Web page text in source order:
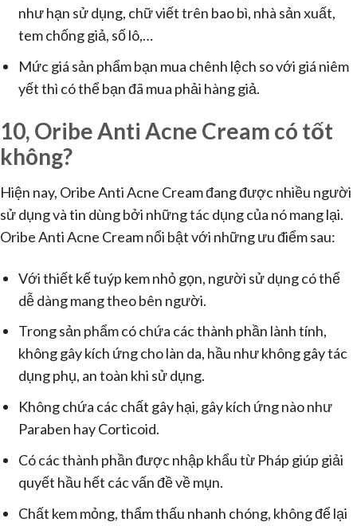
như hạn sử dụng, chữ viết trên bao bì, nhà sản xuất,
tem chống giả, số lô,…
Mức giá sản phẩm bạn mua chênh lệch so với giá niêm
yết thì có thể bạn đã mua phải hàng giả.
10, Oribe Anti Acne Cream có tốt
không?
Hiện nay, Oribe Anti Acne Cream đang được nhiều người
sử dụng và tin dùng bởi những tác dụng của nó mang lại.
Oribe Anti Acne Cream nổi bật với những ưu điểm sau:
Với thiết kế tuýp kem nhỏ gọn, người sử dụng có thể
dễ dàng mang theo bên người.
Trong sản phẩm có chứa các thành phần lành tính,
không gây kích ứng cho làn da, hầu như không gây tác
dụng phụ, an toàn khi sử dụng.
Không chứa các chất gây hại, gây kích ứng nào như
Paraben hay Corticoid.
Có các thành phần được nhập khẩu từ Pháp giúp giải
quyết hầu hết các vấn đề về mụn.
Chất kem mỏng, thẩm thấu nhanh chóng, không để lại